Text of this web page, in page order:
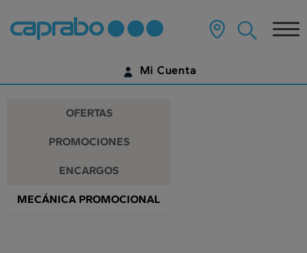
Promociones
y
descuentos
en
nuestros
supermercados
contenido
página
Mi Cuenta
¿AÚN NO TIENES UNA CUENTA DIGITAL?
OFERTAS
PROMOCIONES
ENCARGOS
MECÁNICA PROMOCIONAL